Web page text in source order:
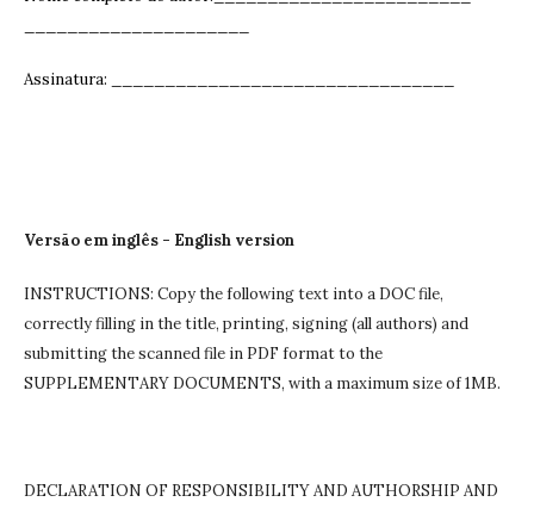
Assinatura: ______________________________
Versão em inglês - English version
INSTRUCTIONS: Copy the following text into a DOC file,
correctly filling in the title, printing, signing (all authors) and
submitting the scanned file in PDF format to the
SUPPLEMENTARY DOCUMENTS, with a maximum size of 1MB.
DECLARATION OF RESPONSIBILITY AND AUTHORSHIP AND